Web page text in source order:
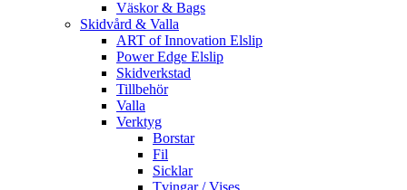
Väskor & Bags
Skidvård & Valla
ART of Innovation Elslip
Power Edge Elslip
Skidverkstad
Tillbehör
Valla
Verktyg
Borstar
Fil
Sicklar
Tvingar / Vises